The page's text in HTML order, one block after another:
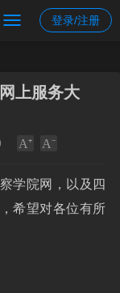
登录/注册
上服务大
学院网，以及四
希望对各位有所